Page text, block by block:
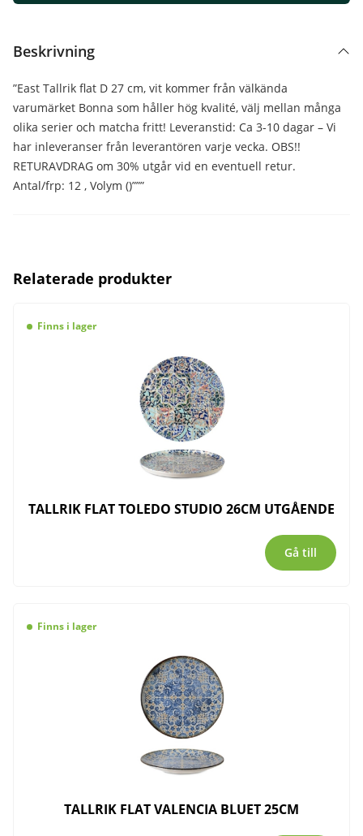
Beskrivning
”East Tallrik flat D 27 cm, vit kommer från välkända
varumärket Bonna som håller hög kvalité, välj mellan många
olika serier och matcha fritt! Leveranstid: Ca 3-10 dagar – Vi
har inleveranser från leverantören varje vecka. OBS!!
RETURAVDRAG om 30% utgår vid en eventuell retur.
Antal/frp: 12 , Volym ()”””
Relaterade produkter
Finns i lager
TALLRIK FLAT TOLEDO STUDIO 26CM UTGÅENDE
Gå till
Finns i lager
TALLRIK FLAT VALENCIA BLUET 25CM